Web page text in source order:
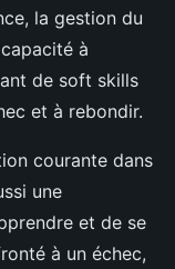
la gestion du
à
de soft skills
et à rebondir.
courante dans
une
et de se
à un échec,